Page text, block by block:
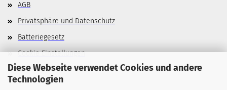
Diese Webseite verwendet Cookies und andere
Technologien
AGB
Privatsphäre und Datenschutz
Batteriegesetz
Cookie Einstellungen